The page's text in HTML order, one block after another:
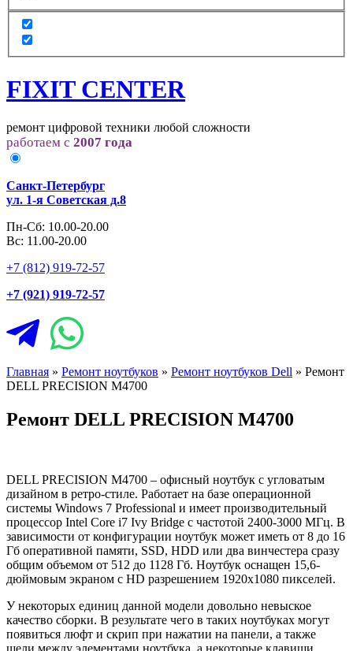
FIXIT CENTER
ремонт цифровой техники любой сложности
работаем с 2007 года
Санкт-Петербург
ул. 1-я Советская д.8
Пн-Сб: 10.00-20.00
Вс: 11.00-20.00
+7 (812) 919-72-57
+7 (921) 919-72-57
Главная » Ремонт ноутбуков » Ремонт ноутбуков Dell » Ремонт
DELL PRECISION M4700
Ремонт DELL PRECISION M4700
DELL PRECISION M4700 – офисный ноутбук с угловатым
дизайном в ретро-стиле. Работает на базе операционной
системы Windows 7 Professional и имеет производительный
процессор Intel Core i7 Ivy Bridge с частотой 2400-3000 МГц. В
зависимости от конфигурации ноутбук может иметь от 8 до 16
Гб оперативной памяти, SSD, HDD или два винчестера сразу
общим объемом от 512 до 1128 Гб. Ноутбук оснащен 15,6-
дюймовым экраном с HD разрешением 1920х1080 пикселей.
У некоторых единиц данной модели довольно невыское
качество сборки. В результате чего в таких ноутбуках могут
появиться люфт и скрип при нажатии на панели, а также
щели между элементами ноутбука, а некоторые клавиши